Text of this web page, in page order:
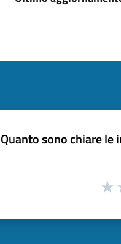
Quanto sono chiare